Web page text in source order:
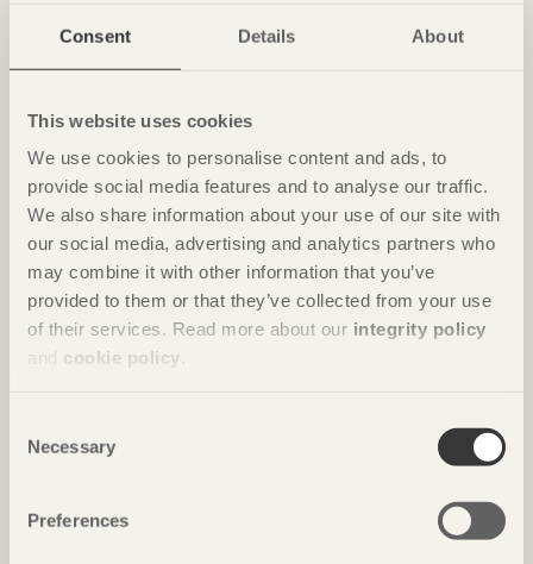
Consent Details About
This website uses cookies
We use cookies to personalise content and ads, to
provide social media features and to analyse our traffic.
We also share information about your use of our site with
our social media, advertising and analytics partners who
may combine it with other information that you’ve
provided to them or that they’ve collected from your use
of their services. Read more about our integrity policy
and cookie policy
Selection
Necessary
Preferences
REPORTAGE
Landmärke med karaktär
Foto: David Valldeby